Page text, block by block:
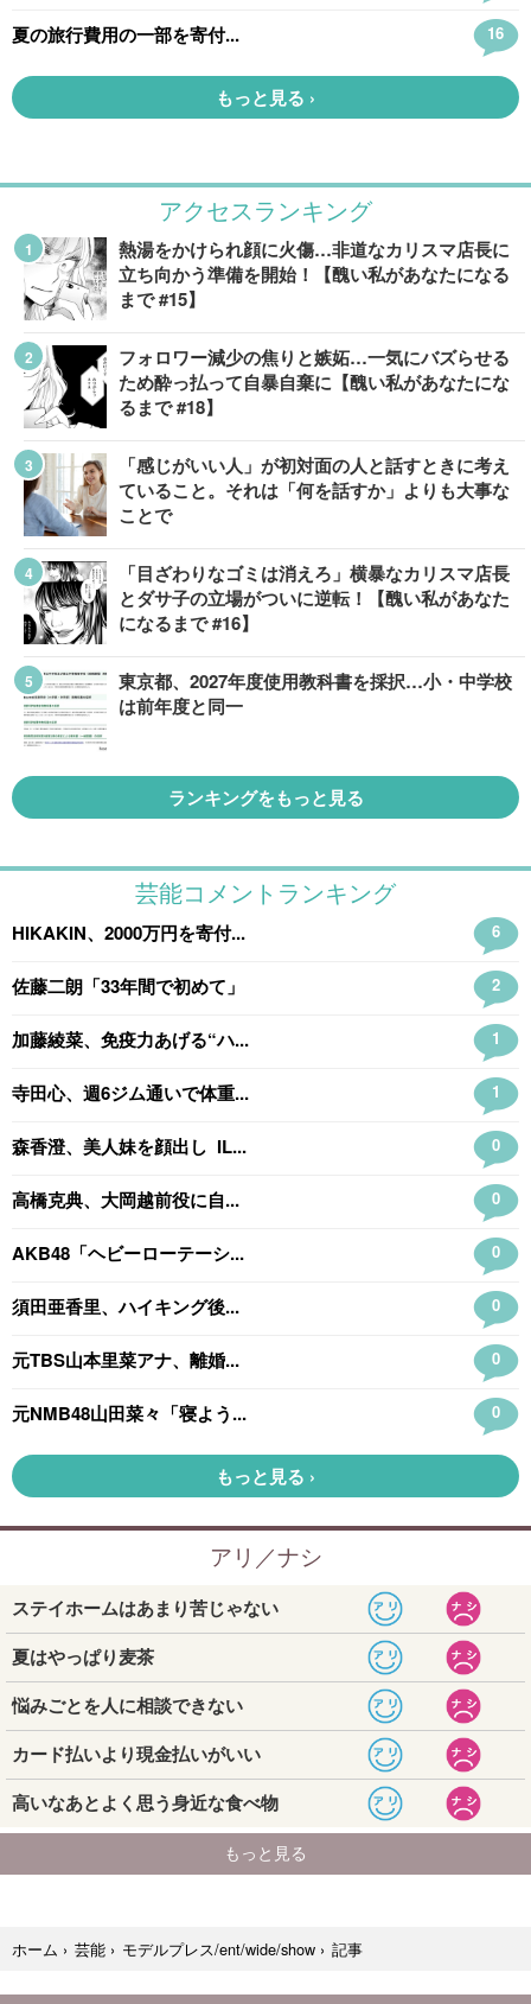
アクセスランキング
熱湯をかけられ顔に火傷…非道なカリスマ店長に
立ち向かう準備を開始！【醜い私があなたになる
まで #15】
フォロワー減少の焦りと嫉妬…一気にバズらせる
ため酔っ払って自暴自棄に【醜い私があなたにな
るまで #18】
「感じがいい人」が初対面の人と話すときに考え
ていること。それは「何を話すか」よりも大事な
ことで
「目ざわりなゴミは消えろ」横暴なカリスマ店長
とダサ子の立場がついに逆転！【醜い私があなた
になるまで #16】
東京都、2027年度使用教科書を採択…小・中学校
は前年度と同一
ランキングをもっと見る
ホーム › 芸能 › モデルプレス/ent/wide/show › 記事